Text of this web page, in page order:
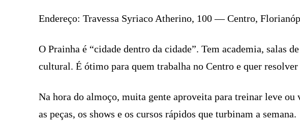
Endereço: Travessa Syriaco Atherino, 100 — Centro,
O Prainha é “cidade dentro da cidade”. Tem academia, salas
cultural. É ótimo para quem trabalha no Centro e quer resolver
Na hora do almoço, muita gente aproveita para treinar leve
as peças, os shows e os cursos rápidos que turbinam a semana.